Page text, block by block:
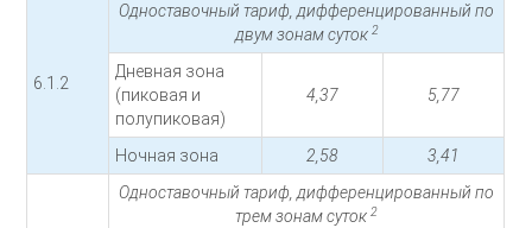
6.1.2
Одноставочный тариф, дифференцированный по
двум зонам суток 2
Дневная зона
(пиковая и
полупиковая)
4,37 5,77
Ночная зона 2,58 3,41
Одноставочный тариф, дифференцированный по
трем зонам суток2